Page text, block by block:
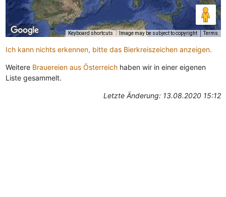
Keyboard shortcuts Image may be subject to copyright Terms
Ich kann nichts erkennen, bitte das Bierkreiszeichen anzeigen.
Weitere Brauereien aus Österreichhaben wir in einer eigenen
Liste gesammelt.
Letzte Änderung: 13.08.2020 15:12